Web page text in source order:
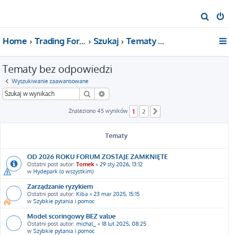
z
Home Trading For a Living Szukaj Tematy bez odpowiedzi
Tematy bez odpowiedzi
Wyszukiwanie zaawansowane
Szukaj
Znaleziono 45 wyników 1 2
Tematy
OD 2026 ROKU FORUM ZOSTAJE ZAMKNIĘTE
Ostatni post autor: Tomek « 29 sty 2026, 13:12
w Hydepark (o wszystkim)
Zarządzanie ryzykiem
Ostatni post autor: Kiba « 23 mar 2025, 15:15
w Szybkie pytania i pomoc
Model scoringowy BEZ value
Ostatni post autor: michal_ « 18 lut 2025, 08:25
w Szybkie pytania i pomoc